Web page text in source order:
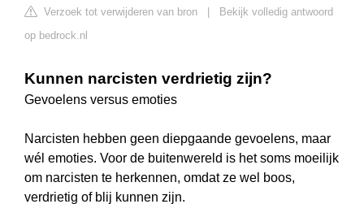
Verzoek tot verwijderen van bron
Bekijk volledig antwoord
op bedrock.nl
Kunnen narcisten verdrietig zijn?
Gevoelens versus emoties
Narcisten hebben geen diepgaande gevoelens, maar
wél emoties. Voor de buitenwereld is het soms moeilijk
om narcisten te herkennen, omdat ze wel boos,
verdrietig of blij kunnen zijn.